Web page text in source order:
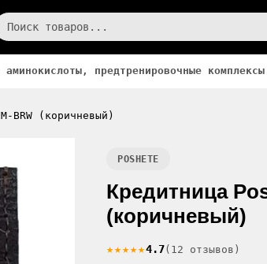
аминокислоты, предтренировочные
BRW (коричневый)
POSHETE
Кредитница
(коричневый)
★★★★★4.7(12 отзывов)